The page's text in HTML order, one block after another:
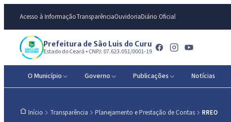
Acesso à InformaçãoTransparênciaOuvidoriaDiário Oficial
Prefeitura de São Luis do Curu
Estado do Ceará • CNPJ: 07.623.051/0001-19
O Município Governo Publicações Notícias
Início Transparência Planejamento e Prestação de Contas RREO